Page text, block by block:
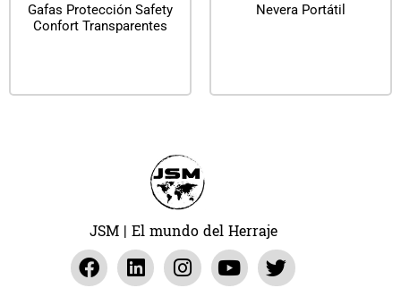
Gafas Protección Safety
Confort Transparentes
Nevera Portátil
JSM | El mundo del Herraje